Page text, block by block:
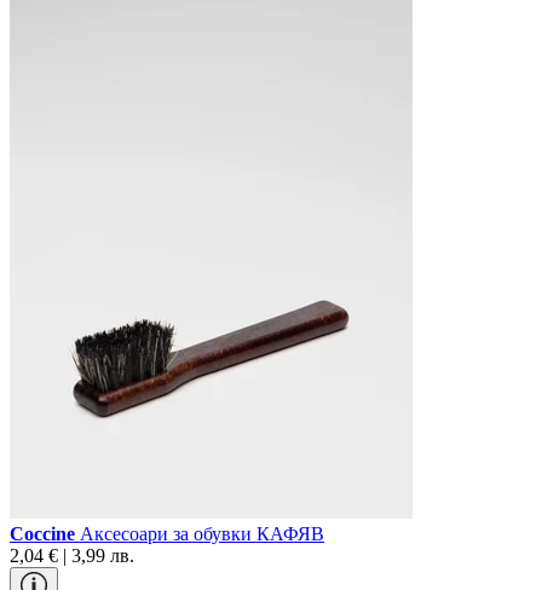
Coccine Аксесоари за обувки КАФЯВ
2,04 € | 3,99 лв.